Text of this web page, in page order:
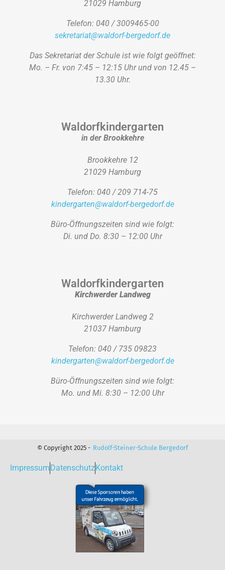
21029 Hamburg
Telefon: 040 / 3009465-00
sekretariat@waldorf-bergedorf.de
Das Sekretariat der Schule ist wie folgt geöffnet:
Mo. – Fr. von 7:45 – 12:15 Uhr und von 12.45 –
13.30 Uhr.
Waldorfkindergarten
in der Brookkehre
Brookkehre 12
21029 Hamburg
Telefon: 040 / 209 714-75
kindergarten@waldorf-bergedorf.de
Büro-Öffnungszeiten sind wie folgt:
Di. und Do. 8:30 – 12:00 Uhr
Waldorfkindergarten
Kirchwerder Landweg
Kirchwerder Landweg 2
21037 Hamburg
Telefon: 040 / 735 09823
kindergarten@waldorf-bergedorf.de
Büro-Öffnungszeiten sind wie folgt:
Mo. und Mi. 8:30 – 12:00 Uhr
© Copyright 2025 - Rudolf-Steiner-Schule Bergedorf
Impressum DatenschutzKontakt